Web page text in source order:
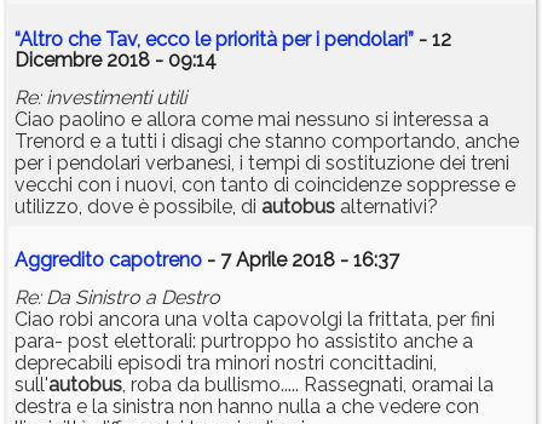
“Altro che Tav, ecco le priorità per i pendolari” - 12
Dicembre 2018 - 09:14
Re: investimenti utili
Ciao paolino e allora come mai nessuno si interessa a
Trenord e a tutti i disagi che stanno comportando, anche
per i pendolari verbanesi, i tempi di sostituzione dei treni
vecchi con i nuovi, con tanto di coincidenze soppresse e
utilizzo, dove è possibile, di autobus alternativi?
Aggredito capotreno - 7 Aprile 2018 - 16:37
Re: Da Sinistro a Destro
Ciao robi ancora una volta capovolgi la frittata, per fini
para- post elettorali: purtroppo ho assistito anche a
deprecabili episodi tra minori nostri concittadini,
sull'autobus, roba da bullismo..... Rassegnati, oramai la
destra e la sinistra non hanno nulla a che vedere con